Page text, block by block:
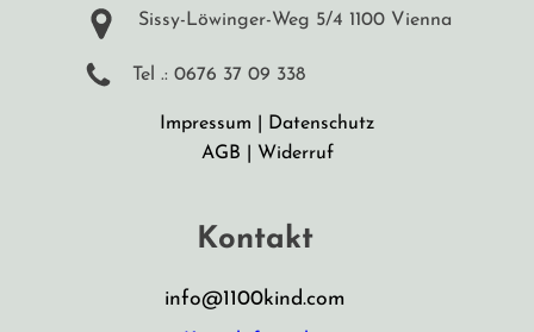
Sissy-Löwinger-Weg 5/4 1100 Vienna
Tel .: 0676 37 09 338
Impressum
Datenschutz
AGB
Widerruf
Kontakt
info@1100kind.com